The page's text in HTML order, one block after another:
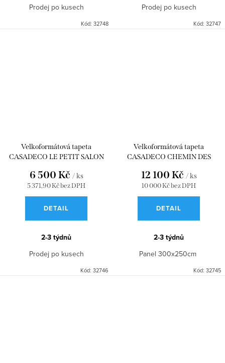
Prodej po kusech
Kód: 32748
Prodej po kusech
Kód: 32747
Velkoformátová tapeta
CASADECO LE PETIT SALON
WDWD200450510
5 371,90 Kč bez DPH
6 500 Kč / ks
DETAIL
2-3 týdnů
Prodej po kusech
Kód: 32746
Velkoformátová tapeta
CASADECO CHEMIN DES
300x250 WDWD200137207
10 000 Kč bez DPH
12 100 Kč / ks
DETAIL
2-3 týdnů
Panel 300x250cm
Kód: 32745